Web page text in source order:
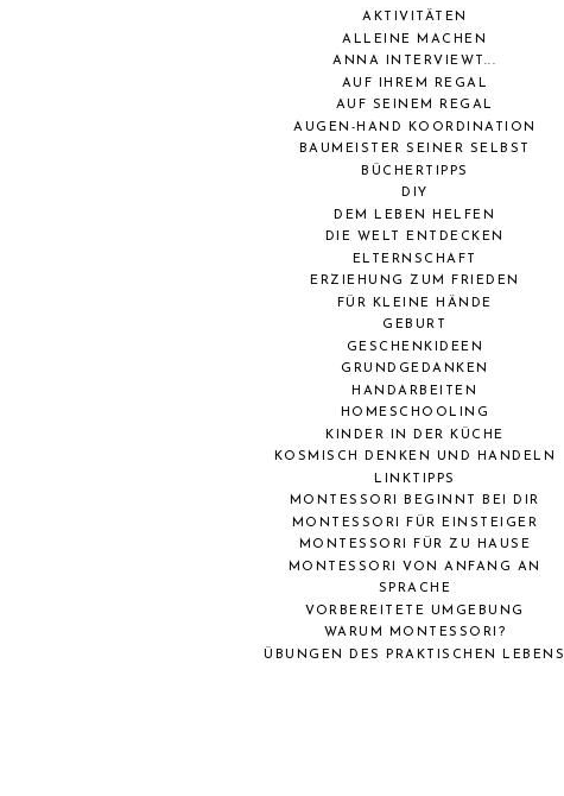
AKTIVITÄTEN
ALLEINE MACHEN
ANNA INTERVIEWT...
AUF IHREM REGAL
AUF SEINEM REGAL
AUGEN-HAND KOORDINATION
BAUMEISTER SEINER SELBST
BÜCHERTIPPS
DIY
DEM LEBEN HELFEN
DIE WELT ENTDECKEN
ELTERNSCHAFT
ERZIEHUNG ZUM FRIEDEN
FÜR KLEINE HÄNDE
GEBURT
GESCHENKIDEEN
GRUNDGEDANKEN
HANDARBEITEN
HOMESCHOOLING
KINDER IN DER KÜCHE
KOSMISCH DENKEN UND HANDELN
LINKTIPPS
MONTESSORI BEGINNT BEI DIR
MONTESSORI FÜR EINSTEIGER
MONTESSORI FÜR ZU HAUSE
MONTESSORI VON ANFANG AN
SPRACHE
VORBEREITETE UMGEBUNG
WARUM MONTESSORI?
ÜBUNGEN DES PRAKTISCHEN LEBENS